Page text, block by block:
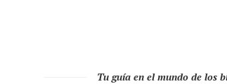
Tu guía en el mundo de los